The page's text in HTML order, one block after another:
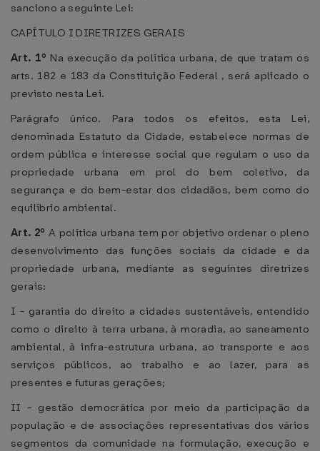
sanciono a seguinte Lei:
CAPÍTULO I DIRETRIZES GERAIS
Art. 1º Na execução da política urbana, de que tratam os
arts. 182 e 183 da Constituição Federal , será aplicado o
previsto nesta Lei.
Parágrafo único. Para todos os efeitos, esta Lei,
denominada Estatuto da Cidade, estabelece normas de
ordem pública e interesse social que regulam o uso da
propriedade urbana em prol do bem coletivo, da
segurança e do bem-estar dos cidadãos, bem como do
equilíbrio ambiental.
Art. 2º A política urbana tem por objetivo ordenar o pleno
desenvolvimento das funções sociais da cidade e da
propriedade urbana, mediante as seguintes diretrizes
gerais:
I - garantia do direito a cidades sustentáveis, entendido
como o direito à terra urbana, à moradia, ao saneamento
ambiental, à infra-estrutura urbana, ao transporte e aos
serviços públicos, ao trabalho e ao lazer, para as
presentes e futuras gerações;
II - gestão democrática por meio da participação da
população e de associações representativas dos vários
segmentos da comunidade na formulação, execução e